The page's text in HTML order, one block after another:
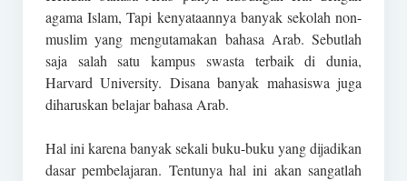
agama Islam, Tapi kenyataannya banyak sekolah non-
muslim yang mengutamakan bahasa Arab. Sebutlah
saja salah satu kampus swasta terbaik di dunia,
Harvard University. Disana banyak mahasiswa juga
diharuskan belajar bahasa Arab.
Hal ini karena banyak sekali buku-buku yang dijadikan
dasar pembelajaran. Tentunya hal ini akan sangatlah